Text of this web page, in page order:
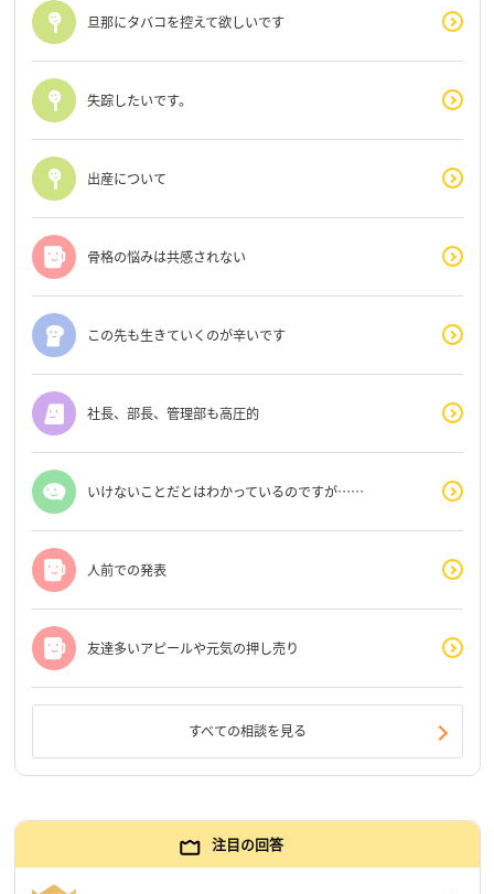
旦那にタバコを控えて欲しいです
失踪したいです。
出産について
骨格の悩みは共感されない
この先も生きていくのが辛いです
社長、部長、管理部も高圧的
いけないことだとはわかっているのですが……
人前での発表
友達多いアピールや元気の押し売り
すべての相談を見る
注目の回答